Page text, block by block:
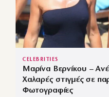
CELEBRITIES
Μαρίνα Βερνίκου –
Χαλαρές στιγμές σε
Φωτογραφίες